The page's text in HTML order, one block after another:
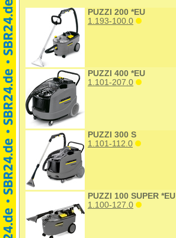
PUZZI 200 *EU
1.193-100.0
PUZZI 400 *EU
1.101-207.0
PUZZI 300 S
1.101-112.0
PUZZI 100 SUPER *EU
1.100-127.0